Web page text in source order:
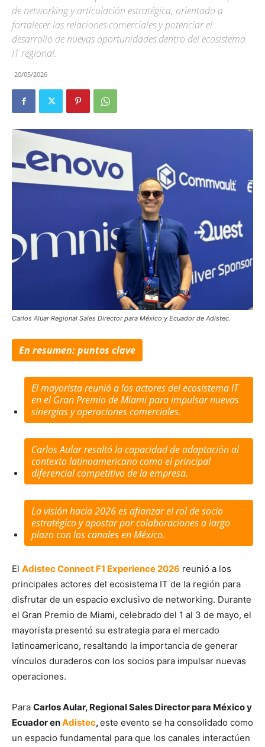
de networking y articulación estratégica, orientado a
fortalecer las relaciones comerciales y potenciar el
desarrollo de nuevas oportunidades dentro del ecosistema
IT regional.
20/05/2026
Carlos Aluar Regional Sales Director para México y Ecuador de Adistec.
En resumen: puntos clave
El mayorista reunió a los actores del ecosistema IT
en el Gran Premio de Miami para impulsar nuevas
sinergias y operaciones comerciales.
Carlos Aular resaltó la capacidad de adaptación al
contexto latinoamericano como el principal
diferencial competitivo de la empresa.
La visión hacia 2026 es afianzar el rol de socio
estratégico y apostar por colaboraciones a largo
plazo con los canales en México.
El Adistec Connect F1 Experience 2026 reunió a los
principales actores del ecosistema IT de la región para
disfrutar de un espacio exclusivo de networking. Durante
el Gran Premio de Miami, celebrado del 1 al 3 de mayo, el
mayorista presentó su estrategia para el mercado
latinoamericano, resaltando la importancia de generar
vínculos duraderos con los socios para impulsar nuevas
operaciones.
Para Carlos Aular, Regional Sales Director para México y
Ecuador enAdistec,este evento se ha consolidado como
un espacio fundamental para que los canales interactúen